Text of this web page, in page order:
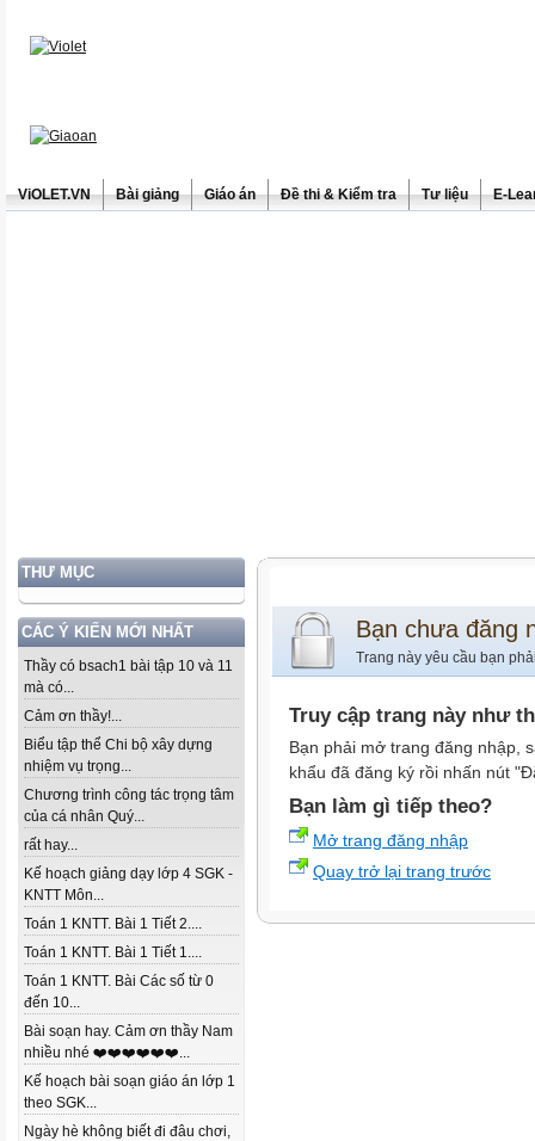
ViOLET.VN Bài giảng Giáo án Đề thi & Kiểm tra Tư liệu E-
THƯ MỤC
CÁC Ý KIẾN MỚI NHẤT
Thầy có bsach1 bài tập 10 và 11
mà có...
Cảm ơn thầy!...
Biểu tập thể Chi bộ xây dựng
nhiệm vụ trọng...
Chương trình công tác trọng tâm
của cá nhân Quý...
rất hay...
Kế hoạch giảng dạy lớp 4 SGK -
KNTT Môn...
Toán 1 KNTT. Bài 1 Tiết 2....
Toán 1 KNTT. Bài 1 Tiết 1....
Toán 1 KNTT. Bài Các số từ 0
đến 10...
Bài soạn hay. Cảm ơn thầy Nam
nhiều nhé ❤️❤️❤️❤️❤️❤️...
Kế hoạch bài soạn giáo án lớp 1
theo SGK...
Ngày hè không biết đi đâu chơi,
Bạn chưa đăng
Trang này yêu cầu bạn
Truy cập trang này như
Bạn phải mở trang đăng nhập,
khẩu đã đăng ký rồi nhấn nút
Bạn làm gì tiếp theo?
Mở trang đăng nhập
Quay trở lại trang trước